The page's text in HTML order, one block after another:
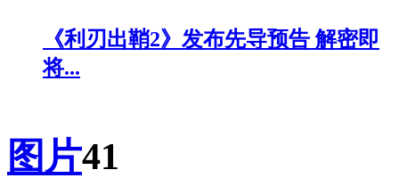
《利刃出鞘2》发布先导预告 解密即
将...
图片41